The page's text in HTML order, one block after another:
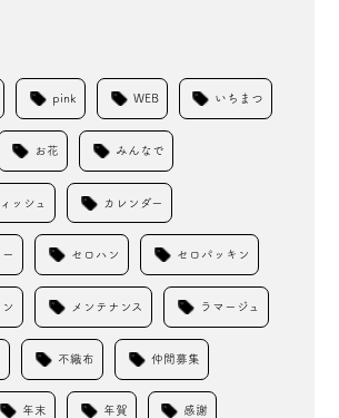
pink WEB いちまつ
お花 みんなで
ッシュ カレンダー
セロハン セロパッキン
メンテナンス ラマージュ
不織布 仲間募集
年末 年賀 感謝